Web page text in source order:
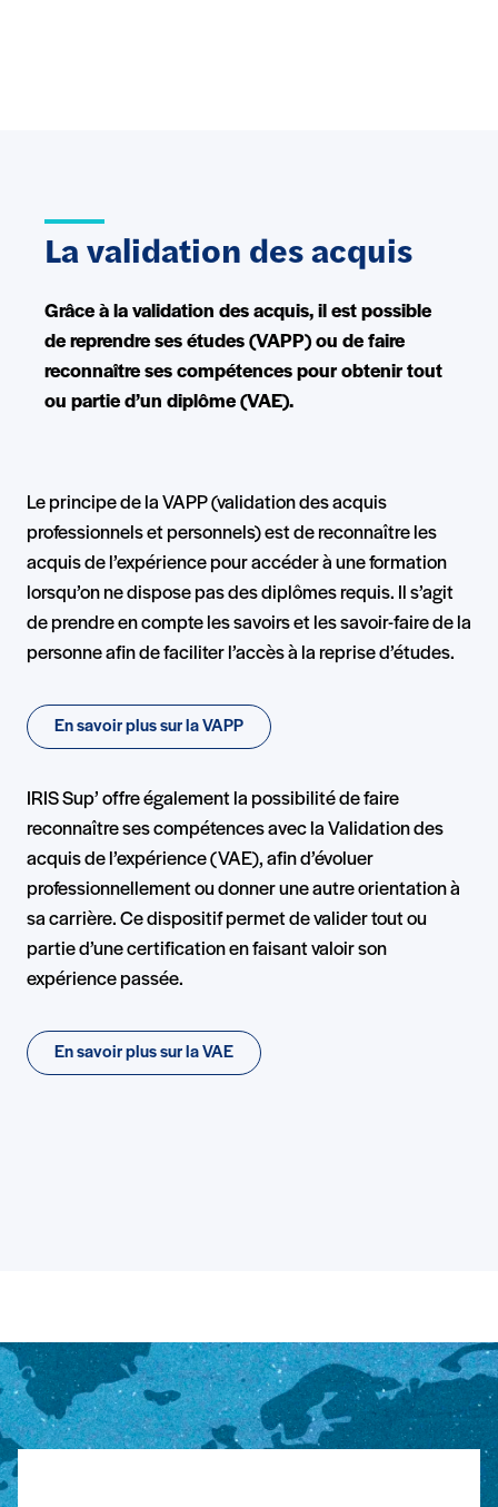
La validation des acquis
Grâce à la validation des acquis, il est possible
de reprendre ses études (VAPP) ou de faire
reconnaître ses compétences pour obtenir tout
ou partie d’un diplôme (VAE).
Le principe de la VAPP (validation des acquis
professionnels et personnels) est de reconnaître les
acquis de l’expérience pour accéder à une formation
lorsqu’on ne dispose pas des diplômes requis. Il s’agit
de prendre en compte les savoirs et les savoir-faire de la
personne afin de faciliter l’accès à la reprise d’études.
En savoir plus sur la VAPP
IRIS Sup’ offre également la possibilité de faire
reconnaître ses compétences avec la Validation des
acquis de l’expérience (VAE), afin d’évoluer
professionnellement ou donner une autre orientation à
sa carrière. Ce dispositif permet de valider tout ou
partie d’une certification en faisant valoir son
expérience passée.
En savoir plus sur la VAE